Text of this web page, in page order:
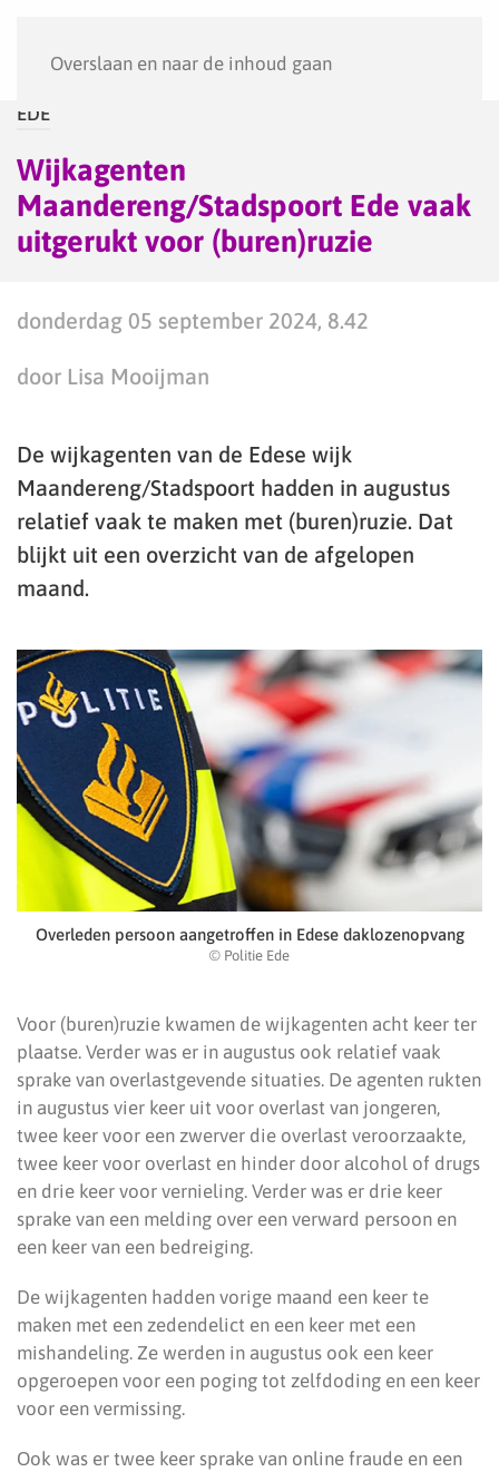
Overslaan en naar de inhoud gaan
EDE
Wijkagenten
Maandereng/Stadspoort Ede vaak
uitgerukt voor (buren)ruzie
donderdag 05 september 2024, 8.42
door Lisa Mooijman
De wijkagenten van de Edese wijk
Maandereng/Stadspoort hadden in augustus
relatief vaak te maken met (buren)ruzie. Dat
blijkt uit een overzicht van de afgelopen
maand.
Overleden persoon aangetroffen in Edese daklozenopvang
© Politie Ede
Voor (buren)ruzie kwamen de wijkagenten acht keer ter
plaatse. Verder was er in augustus ook relatief vaak
sprake van overlastgevende situaties. De agenten rukten
in augustus vier keer uit voor overlast van jongeren,
twee keer voor een zwerver die overlast veroorzaakte,
twee keer voor overlast en hinder door alcohol of drugs
en drie keer voor vernieling. Verder was er drie keer
sprake van een melding over een verward persoon en
een keer van een bedreiging.
De wijkagenten hadden vorige maand een keer te
maken met een zedendelict en een keer met een
mishandeling. Ze werden in augustus ook een keer
opgeroepen voor een poging tot zelfdoding en een keer
voor een vermissing.
Ook was er twee keer sprake van online fraude en een